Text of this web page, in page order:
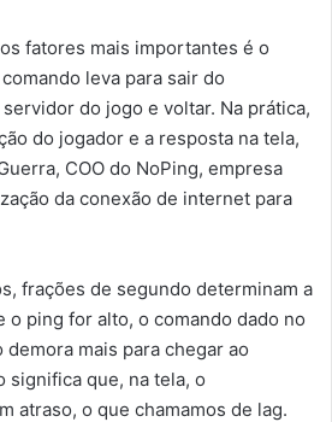
fatores mais importantes é o
leva para sair do
do jogo e voltar. Na prática,
do jogador e a resposta na tela,
COO do NoPing, empresa
da conexão de internet para
frações de segundo determinam a
o ping for alto, o comando dado no
mais para chegar ao
significa que, na tela, o
atraso, o que chamamos de lag.